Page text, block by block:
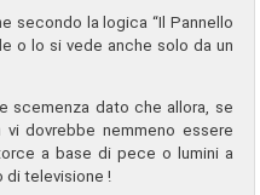
secondo la logica “Il Pannello
o lo si vede anche solo da un
scemenza dato che allora, se
dovrebbe nemmeno essere
a base di pece o lumini a
di televisione !